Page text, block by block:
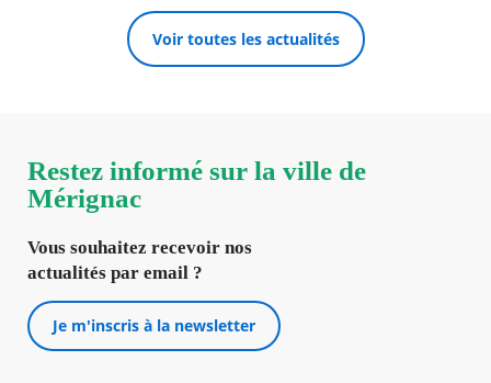
Voir toutes les actualités
Restez informé sur la ville de
Mérignac
Vous souhaitez recevoir nos
actualités par email ?
Je m'inscris à la newsletter